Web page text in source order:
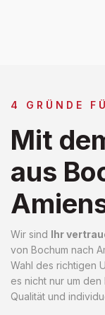
4 GRÜNDE
Mit
aus
Wir sind Ihr
von Bochum nach
Wahl des richtigen
es nicht nur um den
Qualität und